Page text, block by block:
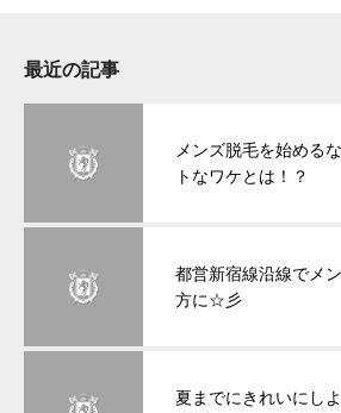
最近の記事
メンズ脱毛を始める
トなワケとは！？
都営新宿線沿線でメ
方に☆彡
夏までにきれいにし